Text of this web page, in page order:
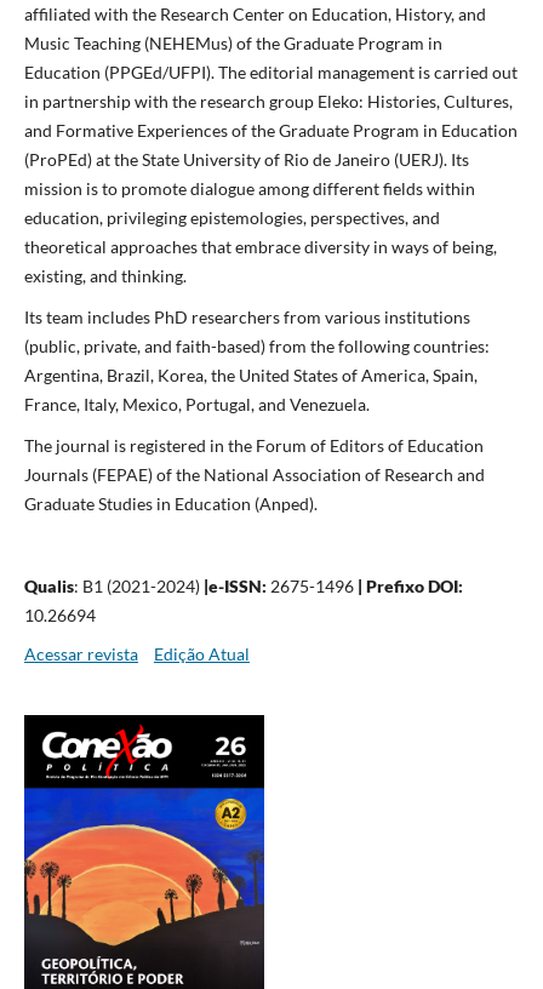
affiliated with the Research Center on Education, History, and
Music Teaching (NEHEMus) of the Graduate Program in
Education (PPGEd/UFPI). The editorial management is carried out
in partnership with the research group Eleko: Histories, Cultures,
and Formative Experiences of the Graduate Program in Education
(ProPEd) at the State University of Rio de Janeiro (UERJ). Its
mission is to promote dialogue among different fields within
education, privileging epistemologies, perspectives, and
theoretical approaches that embrace diversity in ways of being,
existing, and thinking.
Its team includes PhD researchers from various institutions
(public, private, and faith-based) from the following countries:
Argentina, Brazil, Korea, the United States of America, Spain,
France, Italy, Mexico, Portugal, and Venezuela.
The journal is registered in the Forum of Editors of Education
Journals (FEPAE) of the National Association of Research and
Graduate Studies in Education (Anped).
Qualis: B1 (2021-2024)|e-ISSN: 2675-1496 | Prefixo DOI:
10.26694
Acessar revista
Edição Atual